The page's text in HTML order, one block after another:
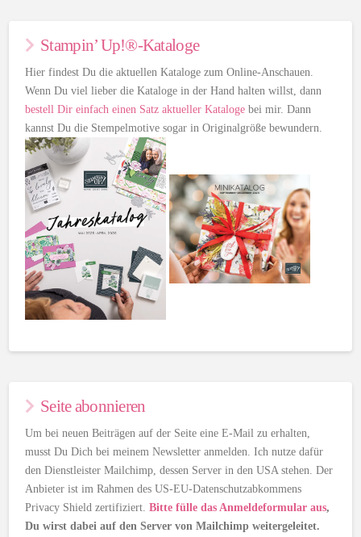
Stampin’ Up!®-Kataloge
Hier findest Du die aktuellen Kataloge zum Online-Anschauen.
Wenn Du viel lieber die Kataloge in der Hand halten willst, dann
bestell Dir einfach einen Satz aktueller Kataloge bei mir. Dann
kannst Du die Stempelmotive sogar in Originalgröße bewundern.
Seite abonnieren
Um bei neuen Beiträgen auf der Seite eine E-Mail zu erhalten,
musst Du Dich bei meinem Newsletter anmelden. Ich nutze dafür
den Dienstleister Mailchimp, dessen Server in den USA stehen. Der
Anbieter ist im Rahmen des US-EU-Datenschutzabkommens
Privacy Shield zertifiziert.Bitte fülle das Anmeldeformular aus,
Du wirst dabei auf den Server von Mailchimp weitergeleitet.